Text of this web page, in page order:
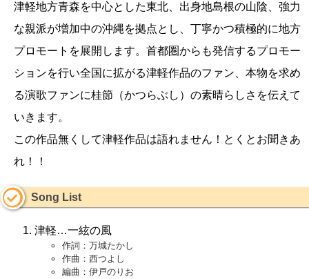
津軽地方青森を中心とした東北、出身地島根の山陰、強力
な親派が増加中の沖縄を拠点とし、丁寧かつ積極的に地方
プロモートを展開します。首都圏からも発信するプロモー
ションを行い全国に拡がる津軽作品のファン、本物を求め
る演歌ファンに桂節（かつらぶし）の素晴らしさを伝えて
いきます。
この作品無くして津軽作品は語れません！とくとお聞きあ
れ！！
Song List
津軽…一絃の風
作詞：万城たかし
作曲：西つよし
編曲：伊戸のりお